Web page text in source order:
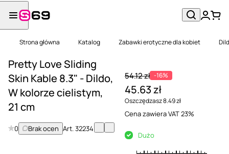
Strona główna Katalog Zabawki erotyczne dla kobiet
Pretty Love Sliding
Skin Kable 8.3" - Dildo,
W kolorze cielistym,
21 cm
0 Brak ocen Art.32234
54.12 zł -16%
45.63 zł
Oszczędzasz 8.49 zł
Cena zawiera VAT 23%
Dużo